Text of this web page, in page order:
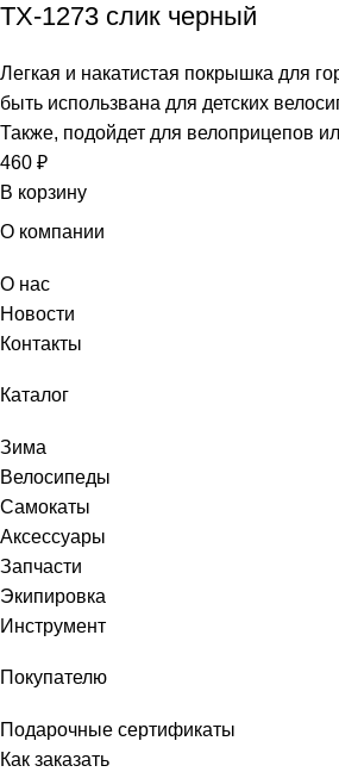
TX-1273 слик черный
Легкая и накатистая покрышка для
быть использвана для детских
Также, подойдет для велоприцепов
460 ₽
В корзину
О компании
О нас
Новости
Контакты
Каталог
Зима
Велосипеды
Самокаты
Аксессуары
Запчасти
Экипировка
Инструмент
Покупателю
Подарочные сертификаты
Как заказать